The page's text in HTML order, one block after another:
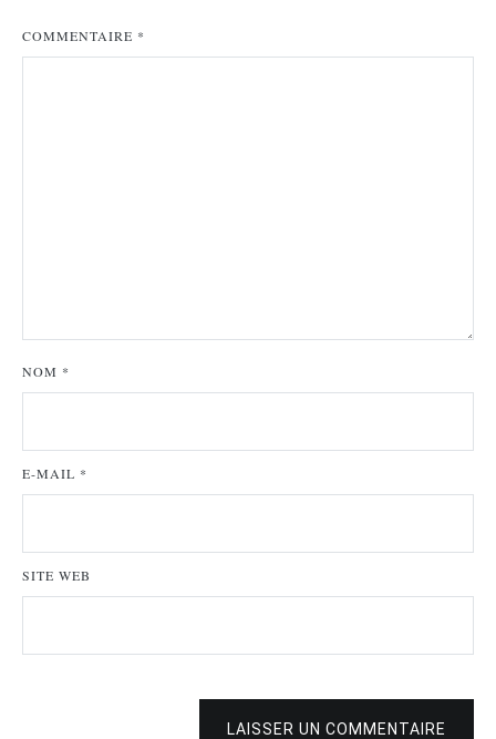
COMMENTAIRE *
NOM *
E-MAIL *
SITE WEB
LAISSER UN COMMENTAIRE